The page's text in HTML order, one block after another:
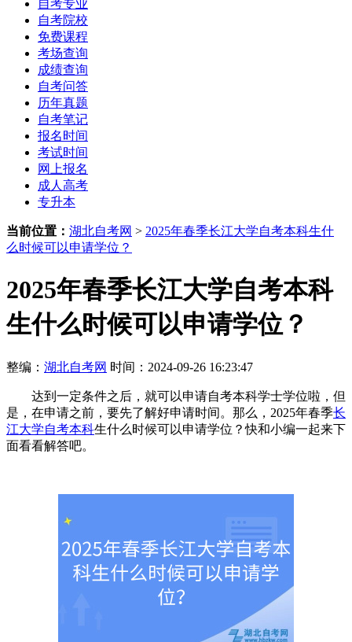
自考专业
自考院校
免费课程
考场查询
成绩查询
自考问答
历年真题
自考笔记
报名时间
考试时间
网上报名
成人高考
专升本
当前位置： 湖北自考网 > 2025年春季长江大学自考本科生什
么时候可以申请学位？
2025年春季长江大学自考本科
生什么时候可以申请学位？
整编： 湖北自考网 时间：2024-09-26 16:23:47
达到一定条件之后，就可以申请自考本科学士学位啦，但
是，在申请之前，要先了解好申请时间。那么，2025年春季长
江大学自考本科生什么时候可以申请学位？快和小编一起来下
面看看解答吧。